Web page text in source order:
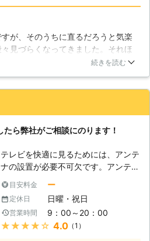
いうと、かつて新三種の神器と呼ばれ
たカラーテレビ、つまりはテレビを思
い浮かべる人も多いのではないのでし
ょうか。実際、テレビを見ない家の方
が少ないかと思います。もしもテレビ
う。テレビが映らない原因は基本的に
2つです。テレビそのものが悪いか、
もしくはアンテナに問題があるのかの
2つです。テレビの問題は修理が必要
になり、そしてアンテナの問題はアン
テナ工事をする必要があります。田島
電気商会はアンテナ工事も承っていま
すので、テレビに何かありましたらま
ずは私たちにお問い合わせ下さい。す
が、そのうちに直るだろうと気楽
見づらくなってきました。それほ
アンテナが原因だと思い業者さんな
明も分かりやすく迅速に進めても
した。
14日
続きを読む
ら弊社がご相談にのります！
テレビを快適に見るためには、アンテ
ナの設置が必要不可欠です。アンテナ
どの程度性能が発揮されるのかは異な
ります。 有限会社ユーネットには、
アンテナ工事の豊富な実績がありま
す。アンテナ工事なら、地元の弊社に
目安料金 ー
定休日 日曜・祝日
営業時間 9：00～20：00
★★★★★ 4.0（1）